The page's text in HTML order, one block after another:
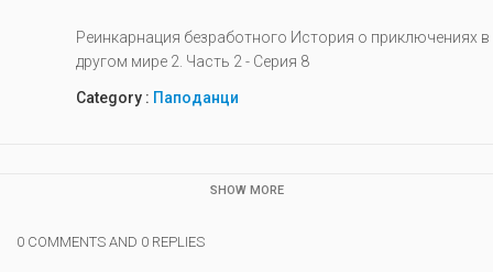
Реинкарнация безработного История о приключениях в
другом мире 2. Часть 2 - Серия 8
Category : Паподанци
SHOW MORE
0 COMMENTS AND 0 REPLIES